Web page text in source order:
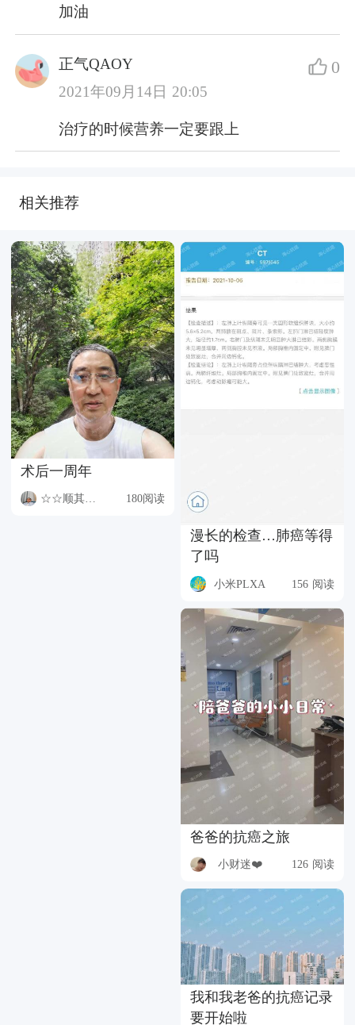
加油
正气QAOY
2021年09月14日 20:05
0
治疗的时候营养一定要跟上
相关推荐
术后一周年
☆☆顺其自然☆☆ 180阅读
漫长的检查…肺癌等得
了吗
小米PLXA 156 阅读
爸爸的抗癌之旅
小财迷❤️ 126 阅读
我和我老爸的抗癌记录
要开始啦